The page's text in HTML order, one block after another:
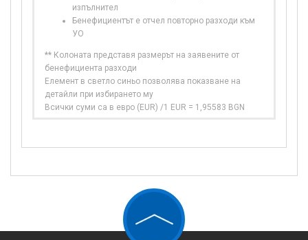
изпълнител
Бенефициентът е отчел повторно разходи към
УО
** Колоната представя размерът на заявените от
бенефициента разходи
Елемент в светло синьо позволява показване на
детайли при избирането му
Всички суми са в евро (EUR) /1 EUR = 1,95583 BGN